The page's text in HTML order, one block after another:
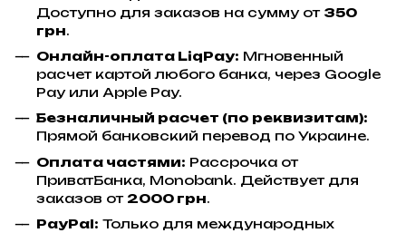
Доступно для заказов на сумму от 350
грн.
Онлайн-оплата LiqPay: Мгновенный
расчет картой любого банка, через Google
Pay или Apple Pay.
Безналичный расчет (по реквизитам):
Прямой банковский перевод по Украине.
Оплата частями: Рассрочка от
ПриватБанка, Monobank. Действует для
заказов от 2000 грн.
PayPal: Только для международных